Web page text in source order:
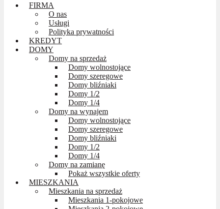
FIRMA
O nas
Usługi
Polityka prywatności
KREDYT
DOMY
Domy na sprzedaż
Domy wolnostojące
Domy szeregowe
Domy bliźniaki
Domy 1/2
Domy 1/4
Domy na wynajem
Domy wolnostojące
Domy szeregowe
Domy bliźniaki
Domy 1/2
Domy 1/4
Domy na zamianę
Pokaż wszystkie oferty
MIESZKANIA
Mieszkania na sprzedaż
Mieszkania 1-pokojowe